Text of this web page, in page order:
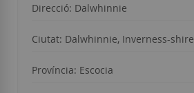
Direcció: Dalwhinnie
Ciutat: Dalwhinnie, Inverness-shire
Província: Escocia